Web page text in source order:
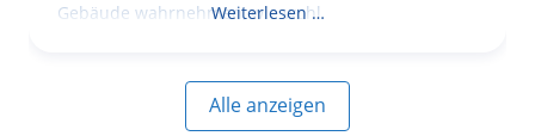
Gebäude wahrnehmen, wie wohl
Weiterlesen …
Alle anzeigen